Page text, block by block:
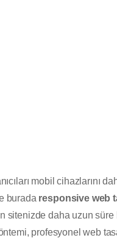
mobil cihazlarını
burada responsive web
sitenizde daha uzun
profesyonel web